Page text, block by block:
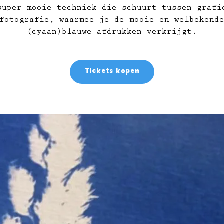
mooie techniek die schuurt tussen
fotografie, waarmee je de mooie en welbekende
(cyaan)blauwe afdrukken verkrijgt.
Tickets kopen